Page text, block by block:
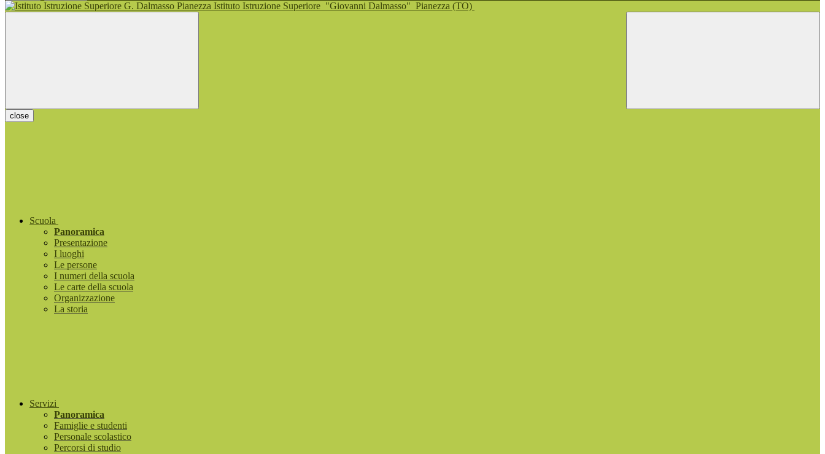
Istituto Istruzione Superiore "Giovanni Dalmasso" Pianezza (TO)
close
Scuola
Panoramica
Presentazione
I luoghi
Le persone
I numeri della scuola
Le carte della scuola
Organizzazione
La storia
Servizi
Panoramica
Famiglie e studenti
Personale scolastico
Percorsi di studio